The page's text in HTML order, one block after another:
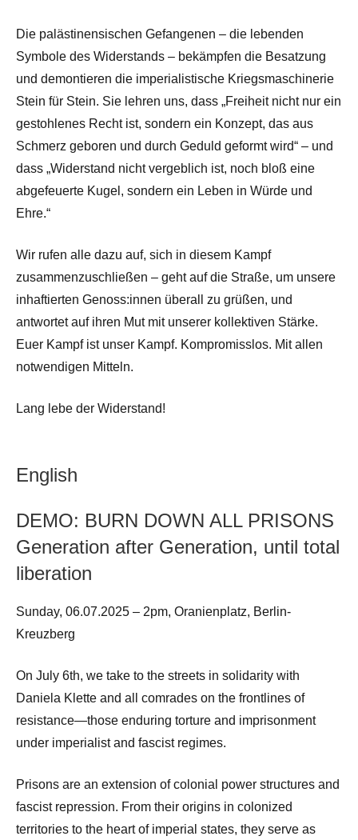
Die palästinensischen Gefangenen – die lebenden
Symbole des Widerstands – bekämpfen die Besatzung
und demontieren die imperialistische Kriegsmaschinerie
Stein für Stein. Sie lehren uns, dass „Freiheit nicht nur ein
gestohlenes Recht ist, sondern ein Konzept, das aus
Schmerz geboren und durch Geduld geformt wird“ – und
dass „Widerstand nicht vergeblich ist, noch bloß eine
abgefeuerte Kugel, sondern ein Leben in Würde und
Ehre.“
Wir rufen alle dazu auf, sich in diesem Kampf
zusammenzuschließen – geht auf die Straße, um unsere
inhaftierten Genoss:innen überall zu grüßen, und
antwortet auf ihren Mut mit unserer kollektiven Stärke.
Euer Kampf ist unser Kampf. Kompromisslos. Mit allen
notwendigen Mitteln.
Lang lebe der Widerstand!
English
DEMO: BURN DOWN ALL PRISONS
Generation after Generation, until total
liberation
Sunday, 06.07.2025 – 2pm, Oranienplatz, Berlin-
Kreuzberg
On July 6th, we take to the streets in solidarity with
Daniela Klette and all comrades on the frontlines of
resistance—those enduring torture and imprisonment
under imperialist and fascist regimes.
Prisons are an extension of colonial power structures and
fascist repression. From their origins in colonized
territories to the heart of imperial states, they serve as